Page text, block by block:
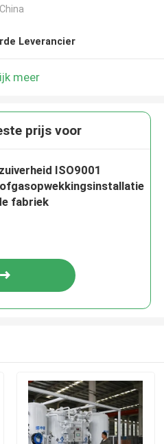
Leverancier
meer
prijs voor
ISO9001
fabriek